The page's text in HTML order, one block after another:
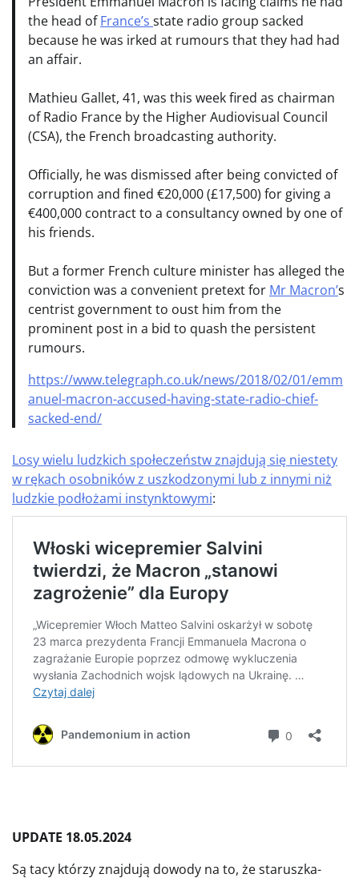
the head ofFrance’s state radio group sacked
because he was irked at rumours that they had had
an affair.
Mathieu Gallet, 41, was this week fired as chairman
of Radio France by the Higher Audiovisual Council
(CSA), the French broadcasting authority.
Officially, he was dismissed after being convicted of
corruption and fined €20,000 (£17,500) for giving a
€400,000 contract to a consultancy owned by one of
his friends.
But a former French culture minister has alleged the
conviction was a convenient pretext for Mr Macron’s
centrist government to oust him from the
prominent post in a bid to quash the persistent
rumours.
https://www.telegraph.co.uk/news/2018/02/01/emm
anuel-macron-accused-having-state-radio-chief-
sacked-end/
Losy wielu ludzkich społeczeństw znajdują się niestety
w rękach osobników z uszkodzonymi lub z innymi niż
ludzkie podłożami instynktowymi:
UPDATE 18.05.2024
Są tacy którzy znajdują dowody na to, że staruszka-